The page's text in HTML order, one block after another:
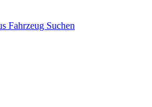
Fahrzeug Suchen